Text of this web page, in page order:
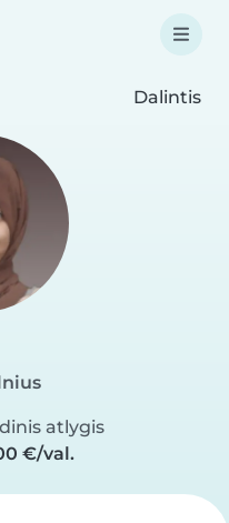
Dalintis
atlygis
€/val.